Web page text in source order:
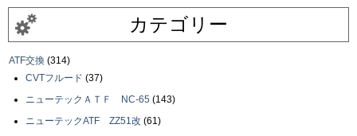
カテゴリー
ATF交換 (314)
CVTフルード (37)
ニューテックＡＴＦ NC-65 (143)
ニューテックATF ZZ51改 (61)